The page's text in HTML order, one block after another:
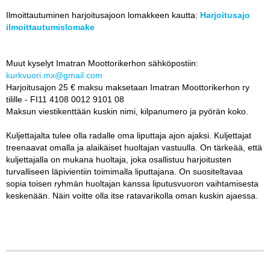
Ilmoittautuminen harjoitusajoon lomakkeen kautta: Harjoitusajo
ilmoittautumislomake
Muut kyselyt Imatran Moottorikerhon sähköpostiin:
kurkvuori.mx@gmail.com
Harjoitusajon 25 € maksu maksetaan Imatran Moottorikerhon ry
tilille - FI11 4108 0012 9101 08
Maksun viestikenttään kuskin nimi, kilpanumero ja pyörän koko.
Kuljettajalta tulee olla radalle oma liputtaja ajon ajaksi. Kuljettajat
treenaavat omalla ja alaikäiset huoltajan vastuulla. On tärkeää, että
kuljettajalla on mukana huoltaja, joka osallistuu harjoitusten
turvalliseen läpivientiin toimimalla liputtajana. On suositeltavaa
sopia toisen ryhmän huoltajan kanssa liputusvuoron vaihtamisesta
keskenään. Näin voitte olla itse ratavarikolla oman kuskin ajaessa.